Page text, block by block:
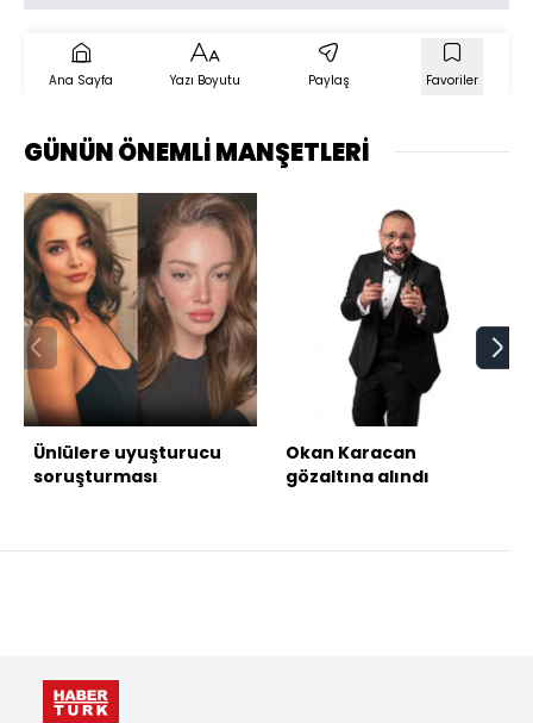
Ana Sayfa Yazı Boyutu Paylaş Favoriler
GÜNÜN ÖNEMLİ MANŞETLERİ
Ünlülere uyuşturucu
soruşturması
Okan Karacan
gözaltına alındı